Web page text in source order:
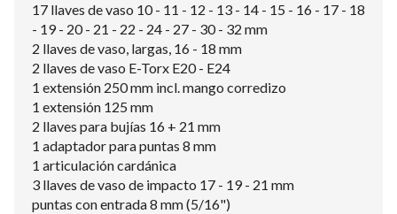
17 llaves de vaso 10 - 11 - 12 - 13 - 14 - 15 - 16 - 17 - 18
- 19 - 20 - 21 - 22 - 24 - 27 - 30 - 32 mm
2 llaves de vaso, largas, 16 - 18 mm
2 llaves de vaso E-Torx E20 - E24
1 extensión 250 mm incl. mango corredizo
1 extensión 125 mm
2 llaves para bujías 16 + 21 mm
1 adaptador para puntas 8 mm
1 articulación cardánica
3 llaves de vaso de impacto 17 - 19 - 21 mm
puntas con entrada 8 mm (5/16")